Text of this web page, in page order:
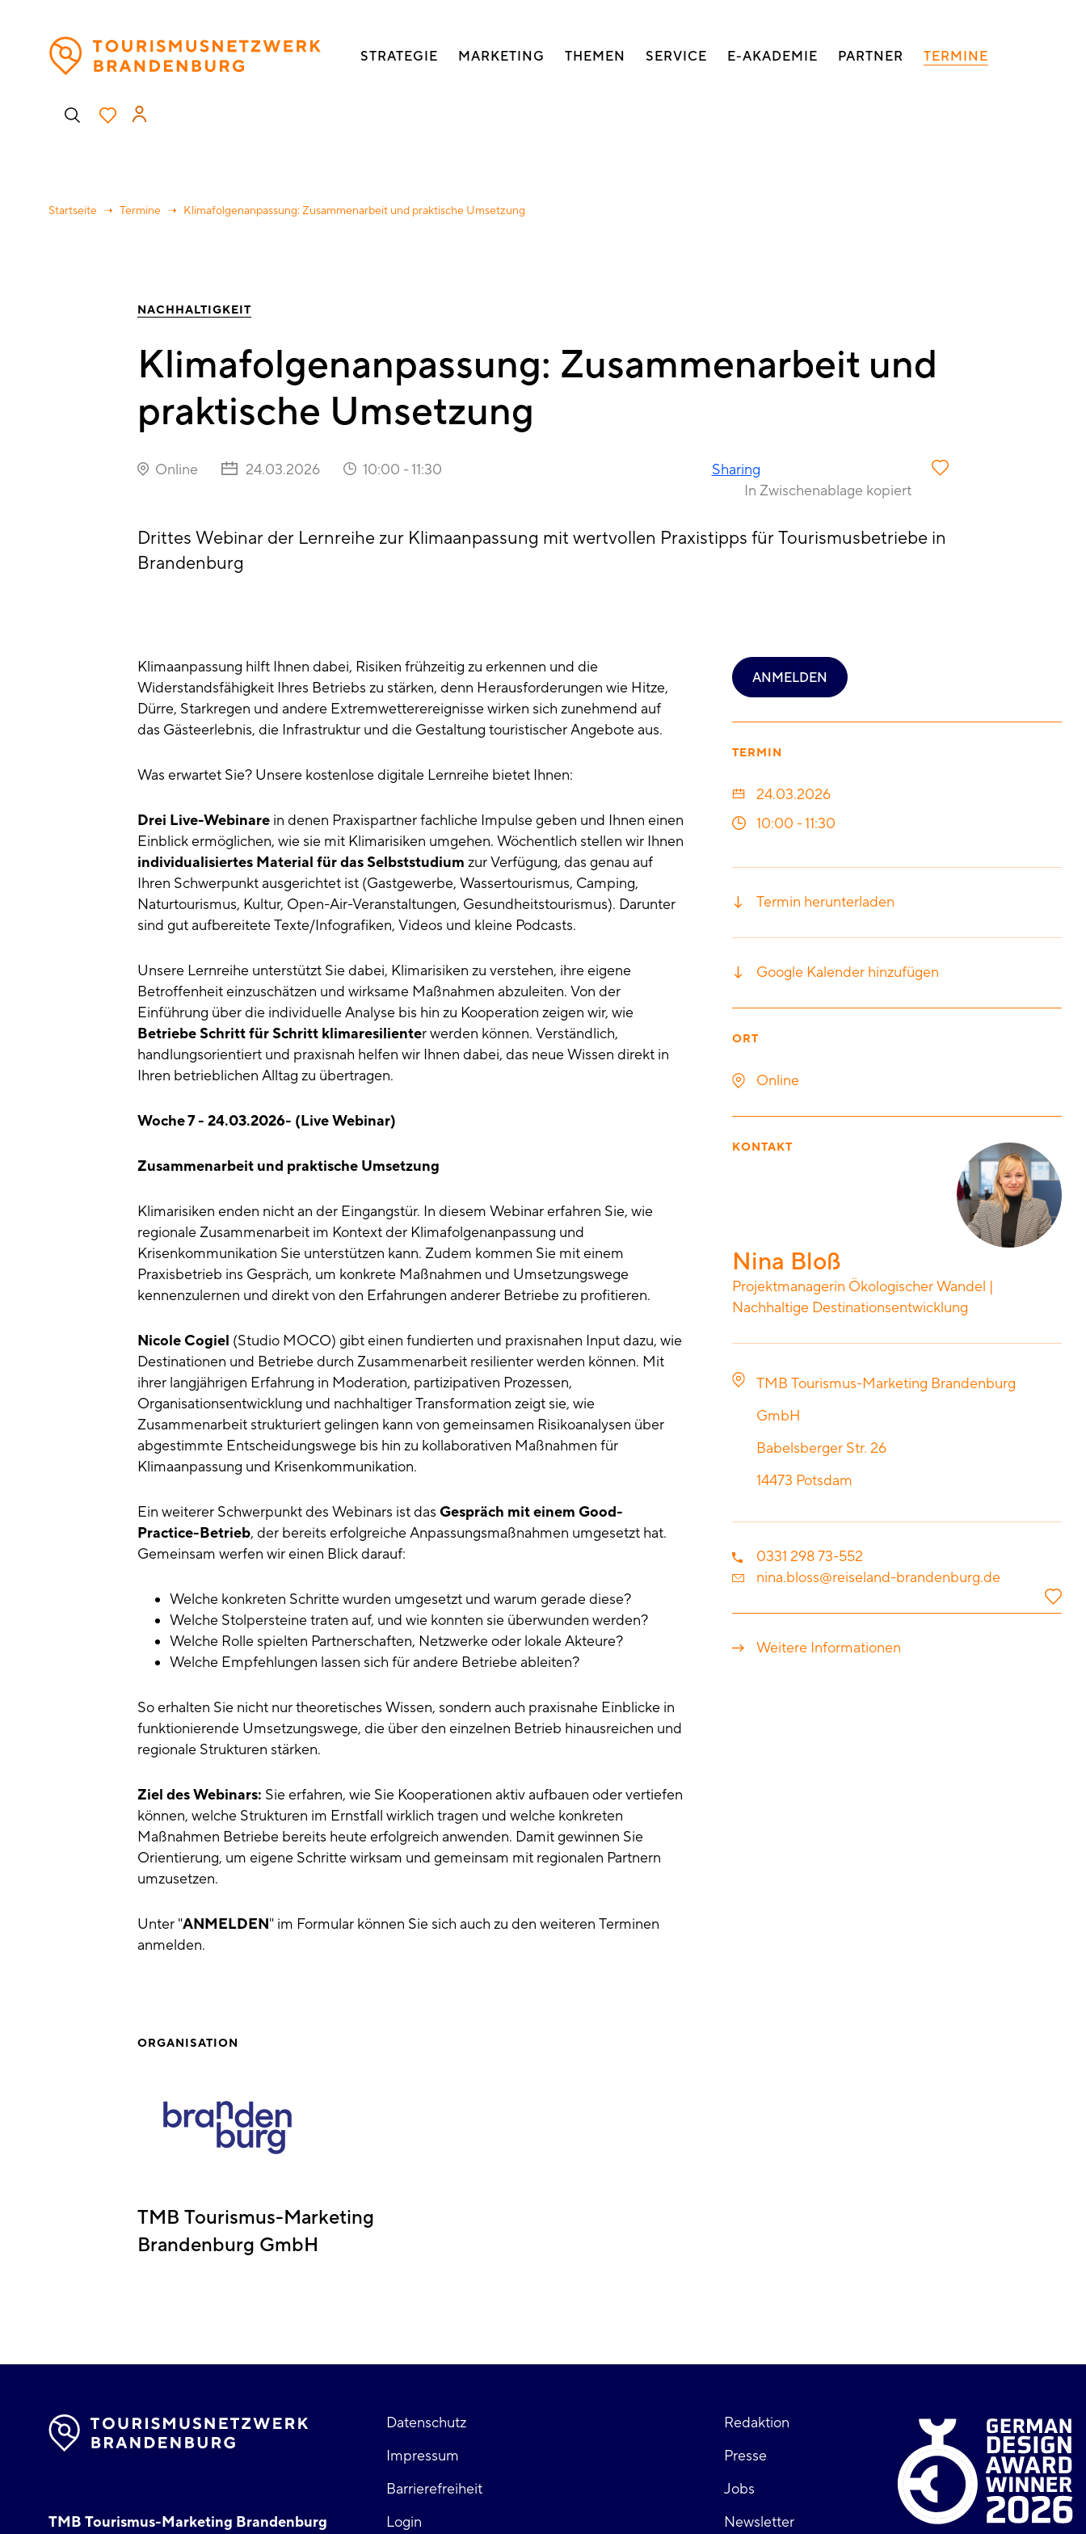
Hauptnavigation
STRATEGIE MARKETING THEMEN SERVICE E-AKADEMIE PARTNER TERMINE
Benutzermenü
Startseite Termine Klimafolgenanpassung: Zusammenarbeit und praktische Umsetzung
NACHHALTIGKEIT
Klimafolgenanpassung: Zusammenarbeit und
praktische Umsetzung
Online 24.03.2026 10:00 -11:30
Sharing
In Zwischenablage kopiert
Drittes Webinar der Lernreihe zur Klimaanpassung mit wertvollen Praxistipps für Tourismusbetriebe in
Brandenburg
Klimaanpassung hilft Ihnen dabei, Risiken frühzeitig zu erkennen und die
Widerstandsfähigkeit Ihres Betriebs zu stärken, denn Herausforderungen wie Hitze,
Dürre, Starkregen und andere Extremwetterereignisse wirken sich zunehmend auf
das Gästeerlebnis, die Infrastruktur und die Gestaltung touristischer Angebote aus.
Was erwartet Sie? Unsere kostenlose digitale Lernreihe bietet Ihnen:
Drei Live-Webinarein denen Praxispartner fachliche Impulse geben und Ihnen einen
Einblick ermöglichen, wie sie mit Klimarisiken umgehen. Wöchentlich stellen wir Ihnen
individualisiertes Material für das Selbststudium zur Verfügung, das genau auf
Ihren Schwerpunkt ausgerichtet ist (Gastgewerbe, Wassertourismus, Camping,
Naturtourismus, Kultur, Open-Air-Veranstaltungen, Gesundheitstourismus). Darunter
sind gut aufbereitete Texte/Infografiken, Videos und kleine Podcasts.
Unsere Lernreihe unterstützt Sie dabei, Klimarisiken zu verstehen, ihre eigene
Betroffenheit einzuschätzen und wirksame Maßnahmen abzuleiten. Von der
Einführung über die individuelle Analyse bis hin zu Kooperation zeigen wir, wie
Betriebe Schritt für Schritt klimaresilienter werden können. Verständlich,
handlungsorientiert und praxisnah helfen wir Ihnen dabei, das neue Wissen direkt in
Ihren betrieblichen Alltag zu übertragen.
Woche 7 - 24.03.2026- (Live Webinar)
Zusammenarbeit und praktische Umsetzung
Klimarisiken enden nicht an der Eingangstür. In diesem Webinar erfahren Sie, wie
regionale Zusammenarbeit im Kontext der Klimafolgenanpassung und
Krisenkommunikation Sie unterstützen kann. Zudem kommen Sie mit einem
Praxisbetrieb ins Gespräch, um konkrete Maßnahmen und Umsetzungswege
kennenzulernen und direkt von den Erfahrungen anderer Betriebe zu profitieren.
Nicole Cogiel (Studio MOCO) gibt einen fundierten und praxisnahen Input dazu, wie
Destinationen und Betriebe durch Zusammenarbeit resilienter werden können. Mit
ihrer langjährigen Erfahrung in Moderation, partizipativen Prozessen,
Organisationsentwicklung und nachhaltiger Transformation zeigt sie, wie
Zusammenarbeit strukturiert gelingen kann von gemeinsamen Risikoanalysen über
abgestimmte Entscheidungswege bis hin zu kollaborativen Maßnahmen für
Klimaanpassung und Krisenkommunikation.
Ein weiterer Schwerpunkt des Webinars ist das Gespräch mit einem Good-
Practice-Betrieb, der bereits erfolgreiche Anpassungsmaßnahmen umgesetzt hat.
Gemeinsam werfen wir einen Blick darauf:
Welche konkreten Schritte wurden umgesetzt und warum gerade diese?
Welche Stolpersteine traten auf, und wie konnten sie überwunden werden?
Welche Rolle spielten Partnerschaften, Netzwerke oder lokale Akteure?
Welche Empfehlungen lassen sich für andere Betriebe ableiten?
So erhalten Sie nicht nur theoretisches Wissen, sondern auch praxisnahe Einblicke in
funktionierende Umsetzungswege, die über den einzelnen Betrieb hinausreichen und
regionale Strukturen stärken.
Ziel des Webinars: Sie erfahren, wie Sie Kooperationen aktiv aufbauen oder vertiefen
können, welche Strukturen im Ernstfall wirklich tragen und welche konkreten
Maßnahmen Betriebe bereits heute erfolgreich anwenden. Damit gewinnen Sie
Orientierung, um eigene Schritte wirksam und gemeinsam mit regionalen Partnern
umzusetzen.
Unter "ANMELDEN" im Formular können Sie sich auch zu den weiteren Terminen
anmelden.
ORGANISATION
TMB Tourismus-Marketing
Brandenburg GmbH
ANMELDEN
TERMIN
24.03.2026
10:00 -11:30
Termin herunterladen
Google Kalender hinzufügen
ORT
Online
KONTAKT
Nina Bloß
Projektmanagerin Ökologischer Wandel |
Nachhaltige Destinationsentwicklung
TMB Tourismus-Marketing Brandenburg
GmbH
Babelsberger Str. 26
14473 Potsdam
0331 298 73-552
nina.bloss@reiseland-brandenburg.de
Weitere Informationen
TMB Tourismus-Marketing Brandenburg
Fußzeile
links
Datenschutz
Impressum
Barrierefreiheit
Login
Fußzeile
rechts
Redaktion
Presse
Jobs
Newsletter